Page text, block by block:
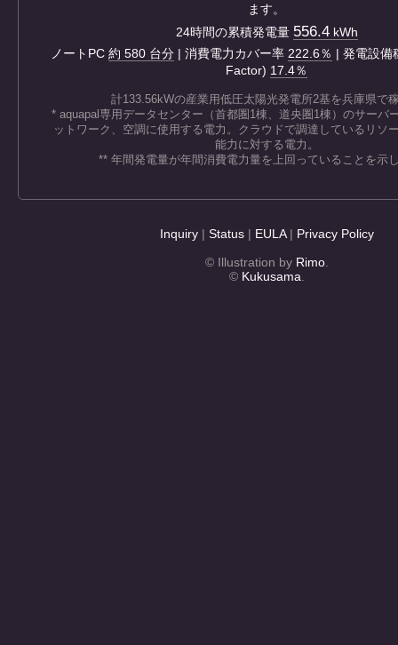
ます。
24時間の累積発電量 556.4kWh
ノートPC 約 580 台分| 消費電力カバー率 222.6％ | 発電設備
Factor) 17.4％
計133.56kWの産業用低圧太陽光発電所2基を兵庫県で
* aquapal専用データセンター（首都圏1棟、道央圏1棟）のサーバ
ットワーク、空調に使用する電力。クラウドで調達しているリソ
能力に対する電力。
** 年間発電量が年間消費電力量を上回っていることを示
Inquiry| Status| EULA| Privacy Policy
© Illustration by Rimo.
© Kukusama